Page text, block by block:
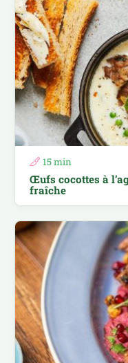
15 min
Œufs cocottes à
fraîche